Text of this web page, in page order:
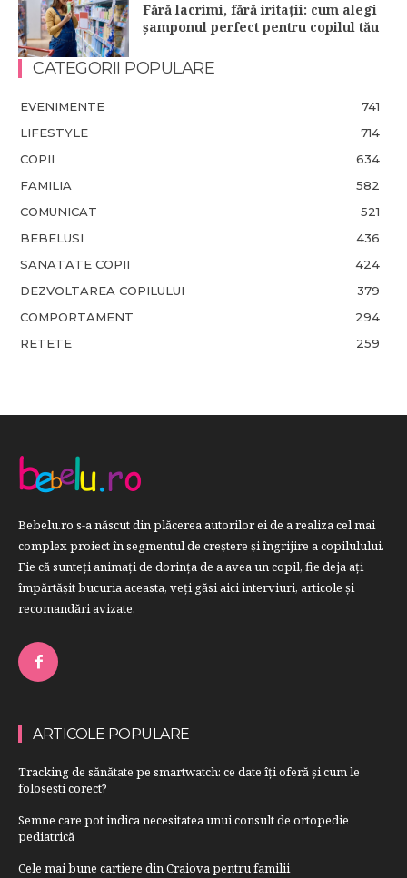
Fără lacrimi, fără iritații: cum alegi
șamponul perfect pentru copilul tău
CATEGORII POPULARE
EVENIMENTE
741
LIFESTYLE
714
COPII
634
FAMILIA
582
COMUNICAT
521
BEBELUSI
436
SANATATE COPII
424
DEZVOLTAREA COPILULUI
379
COMPORTAMENT
294
RETETE
259
Bebelu.ro s-a născut din plăcerea autorilor ei de a realiza cel mai
complex proiect în segmentul de creştere şi îngrijire a copilulului.
Fie că sunteţi animaţi de dorinţa de a avea un copil, fie deja aţi
împărtăşit bucuria aceasta, veți găsi aici interviuri, articole şi
recomandări avizate.
ARTICOLE POPULARE
Tracking de sănătate pe smartwatch: ce date îți oferă și cum le
folosești corect?
Semne care pot indica necesitatea unui consult de ortopedie
pediatrică
Cele mai bune cartiere din Craiova pentru familii